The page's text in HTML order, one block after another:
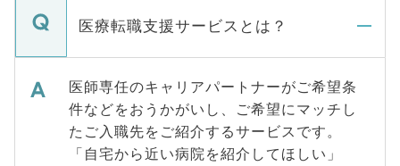
医療転職支援サービスとは？
医師専任のキャリアパートナーがご希望条
件などをおうかがいし、ご希望にマッチし
たご入職先をご紹介するサービスです。
「自宅から近い病院を紹介してほしい」